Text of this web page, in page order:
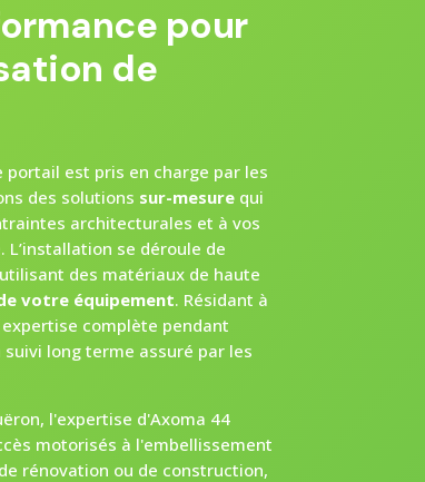
pour
de
est pris en charge par les
des solutions sur-mesurequi
architecturales et à vos
se déroule de
des matériaux de haute
votre équipement. Résidant à
complète pendant
long terme assuré par les
l'expertise d'Axoma 44
motorisés à l'embellissement
rénovation ou de construction,